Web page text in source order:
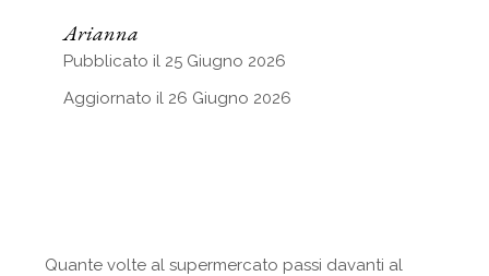
Arianna
Pubblicato il 25 Giugno 2026
Aggiornato il 26 Giugno 2026
Quante volte al supermercato passi davanti al